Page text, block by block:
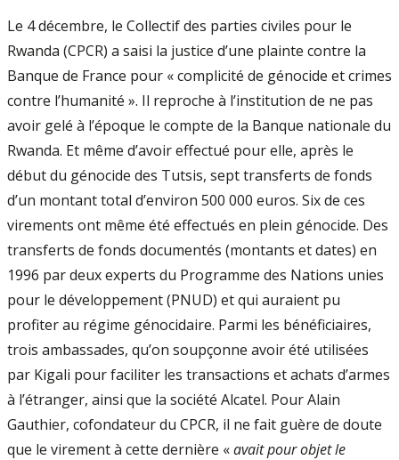
Le 4 décembre, le Collectif des parties civiles pour le
Rwanda (CPCR) a saisi la justice d’une plainte contre la
Banque de France pour « complicité de génocide et crimes
contre l’humanité ». Il reproche à l’institution de ne pas
avoir gelé à l’époque le compte de la Banque nationale du
Rwanda. Et même d’avoir effectué pour elle, après le
début du génocide des Tutsis, sept transferts de fonds
d’un montant total d’environ 500 000 euros. Six de ces
virements ont même été effectués en plein génocide. Des
transferts de fonds documentés (montants et dates) en
1996 par deux experts du Programme des Nations unies
pour le développement (PNUD) et qui auraient pu
profiter au régime génocidaire. Parmi les bénéficiaires,
trois ambassades, qu’on soupçonne avoir été utilisées
par Kigali pour faciliter les transactions et achats d’armes
à l’étranger, ainsi que la société Alcatel. Pour Alain
Gauthier, cofondateur du CPCR, il ne fait guère de doute
que le virement à cette dernière «avait pour objet le